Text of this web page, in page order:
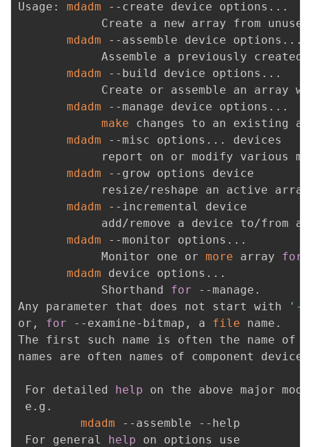
Usage: mdadm --create device options .. .
Create a new array from
mdadm --assemble device options .. .
Assemble a previously created
mdadm --build device options .. .
Create or assemble an array
mdadm --manage device options .. .
make changes to an existing
mdadm --misc options .. . devices
report on or modify various
mdadm --grow options device
            resize/reshape an active array
mdadm --incremental device
add/remove a device to/from
mdadm --monitor options .. .
            Monitor one or
more array for
mdadm device options .. .
            Shorthand
for --manage.
Any parameter that does not start with
'-'
or, for --examine-bitmap, a file name.
The first such name is often the name of
names are often names of component
For detailed help on the above major
e.g.
mdadm --assemble --help
For general help on options use